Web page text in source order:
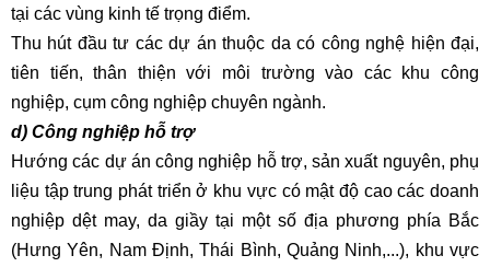
tại các vùng kinh tế trọng điểm.
Thu hút đầu tư các dự án thuộc da có công nghệ hiện đại,
tiên tiến, thân thiện với môi trường vào các khu công
nghiệp, cụm công nghiệp chuyên ngành.
d) Công nghiệp hỗ trợ
Hướng các dự án công nghiệp hỗ trợ, sản xuất nguyên, phụ
liệu tập trung phát triển ở khu vực có mật độ cao các doanh
nghiệp dệt may, da giầy tại một số địa phương phía Bắc
(Hưng Yên, Nam Định, Thái Bình, Quảng Ninh,...), khu vực